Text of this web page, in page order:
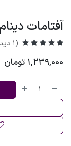
آفتامات
(1 دیدگاه)
1,239,000 تومان